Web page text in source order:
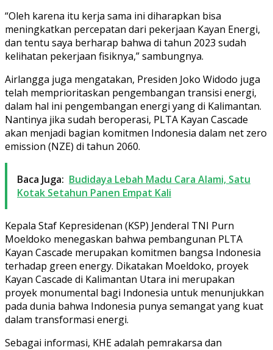
“Oleh karena itu kerja sama ini diharapkan bisa
meningkatkan percepatan dari pekerjaan Kayan Energi,
dan tentu saya berharap bahwa di tahun 2023 sudah
kelihatan pekerjaan fisiknya,” sambungnya.
Airlangga juga mengatakan, Presiden Joko Widodo juga
telah memprioritaskan pengembangan transisi energi,
dalam hal ini pengembangan energi yang di Kalimantan.
Nantinya jika sudah beroperasi, PLTA Kayan Cascade
akan menjadi bagian komitmen Indonesia dalam net zero
emission (NZE) di tahun 2060.
Baca Juga: Budidaya Lebah Madu Cara Alami, Satu
Kotak Setahun Panen Empat Kali
Kepala Staf Kepresidenan (KSP) Jenderal TNI Purn
Moeldoko menegaskan bahwa pembangunan PLTA
Kayan Cascade merupakan komitmen bangsa Indonesia
terhadap green energy. Dikatakan Moeldoko, proyek
Kayan Cascade di Kalimantan Utara ini merupakan
proyek monumental bagi Indonesia untuk menunjukkan
pada dunia bahwa Indonesia punya semangat yang kuat
dalam transformasi energi.
Sebagai informasi, KHE adalah pemrakarsa dan